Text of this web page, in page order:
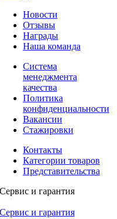
Новости
Отзывы
Награды
Наша команда
Система
менеджмента
качества
Политика
конфиденциальности
Вакансии
Стажировки
Контакты
Категории товаров
Представительства
Сервис и гарантия
Сервис и гарантия